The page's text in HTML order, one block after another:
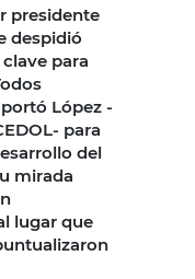
presidente
despidió
para
López -
para
del
mirada
lugar que